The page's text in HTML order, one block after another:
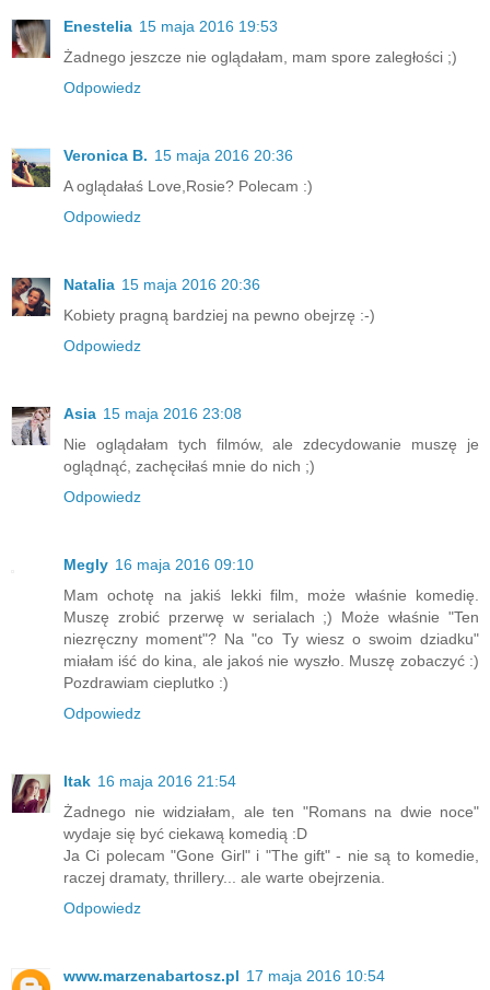
Enestelia 15 maja 2016 19:53
Żadnego jeszcze nie oglądałam, mam spore zaległości ;)
Odpowiedz
Veronica B. 15 maja 2016 20:36
A oglądałaś Love,Rosie? Polecam :)
Odpowiedz
Natalia 15 maja 2016 20:36
Kobiety pragną bardziej na pewno obejrzę :-)
Odpowiedz
Asia 15 maja 2016 23:08
Nie oglądałam tych filmów, ale zdecydowanie muszę je
oglądnąć, zachęciłaś mnie do nich ;)
Odpowiedz
Megly 16 maja 2016 09:10
Mam ochotę na jakiś lekki film, może właśnie komedię.
Muszę zrobić przerwę w serialach ;) Może właśnie "Ten
niezręczny moment"? Na "co Ty wiesz o swoim dziadku"
miałam iść do kina, ale jakoś nie wyszło. Muszę zobaczyć :)
Pozdrawiam cieplutko :)
Odpowiedz
Itak 16 maja 2016 21:54
Żadnego nie widziałam, ale ten "Romans na dwie noce"
wydaje się być ciekawą komedią :D
Ja Ci polecam "Gone Girl" i "The gift" - nie są to komedie,
raczej dramaty, thrillery... ale warte obejrzenia.
Odpowiedz
www.marzenabartosz.pl 17 maja 2016 10:54